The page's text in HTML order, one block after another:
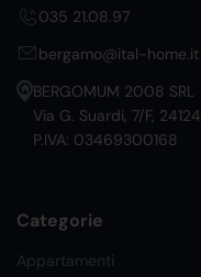
035 21.08.97
bergamo@ital-home.it
BERGOMUM 2008 SRL
Via G. Suardi, 7/F,
P.IVA: 03469300168
Categorie
Appartamenti